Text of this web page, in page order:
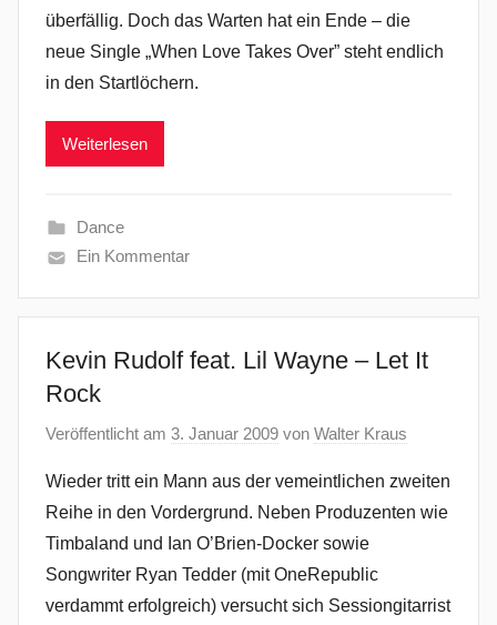
überfällig. Doch das Warten hat ein Ende – die
neue Single „When Love Takes Over” steht endlich
in den Startlöchern.
Weiterlesen
Dance
Ein Kommentar
Kevin Rudolf feat. Lil Wayne – Let It
Rock
Veröffentlicht am 3. Januar 2009 von Walter Kraus
Wieder tritt ein Mann aus der vemeintlichen zweiten
Reihe in den Vordergrund. Neben Produzenten wie
Timbaland und Ian O’Brien-Docker sowie
Songwriter Ryan Tedder (mit OneRepublic
verdammt erfolgreich) versucht sich Sessiongitarrist